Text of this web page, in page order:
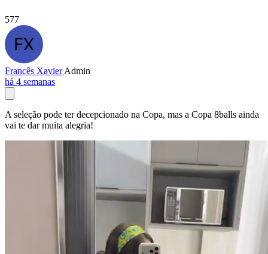
577
Francês XavierAdmin
há 4 semanas
A seleção pode ter decepcionado na Copa, mas a Copa 8balls ainda
vai te dar muita alegria!